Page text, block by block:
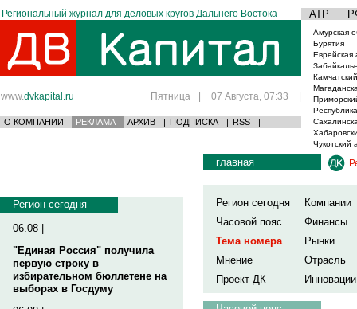
Региональный журнал для деловых кругов Дальнего Востока АТР
www.dvkapital.ru Пятница | 07 Августа, 07:33 |
О КОМПАНИИ РЕКЛАМА АРХИВ | ПОДПИСКА | RSS |
Амурская
Бурятия
Еврейская
Чукотский
Регион сегодня
06.08 |
"Единая Россия" получила
первую строку в
избирательном бюллетене на
выборах в Госдуму
главная
Регион сегодня
Компании
Часовой пояс
Финансы
Тема номера
Рынки
Мнение
Отрасль
Проект ДК
Инновации